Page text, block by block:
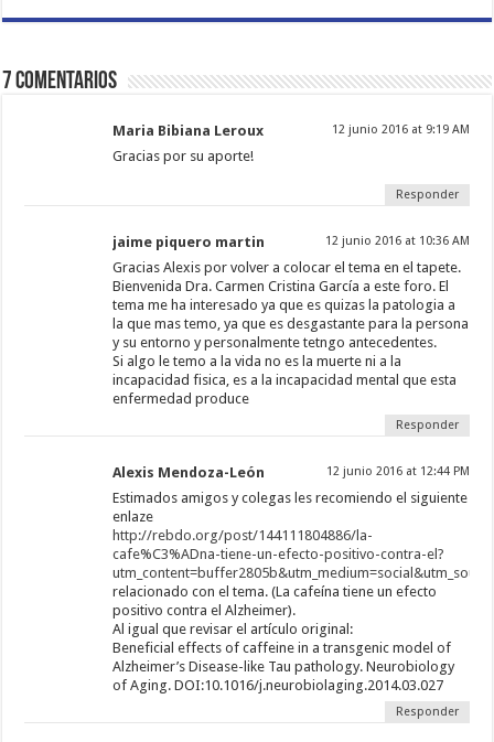
7 comentarios
Maria Bibiana Leroux 12 junio 2016 at 9:19 AM
Gracias por su aporte!
Responder
jaime piquero martin 12 junio 2016 at 10:36 AM
Gracias Alexis por volver a colocar el tema en el tapete.
Bienvenida Dra. Carmen Cristina García a este foro. El
tema me ha interesado ya que es quizas la patologia a
la que mas temo, ya que es desgastante para la persona
y su entorno y personalmente tetngo antecedentes.
Si algo le temo a la vida no es la muerte ni a la
incapacidad fisica, es a la incapacidad mental que esta
enfermedad produce
Responder
Alexis Mendoza-León 12 junio 2016 at 12:44 PM
Estimados amigos y colegas les recomiendo el siguiente
enlaze
http://rebdo.org/post/144111804886/la-
cafe%C3%ADna-tiene-un-efecto-positivo-contra-el?
relacionado con el tema. (La cafeína tiene un efecto
positivo contra el Alzheimer).
Al igual que revisar el artículo original:
Beneficial effects of caffeine in a transgenic model of
Alzheimer’s Disease-like Tau pathology. Neurobiology
of Aging. DOI:10.1016/j.neurobiolaging.2014.03.027
Responder